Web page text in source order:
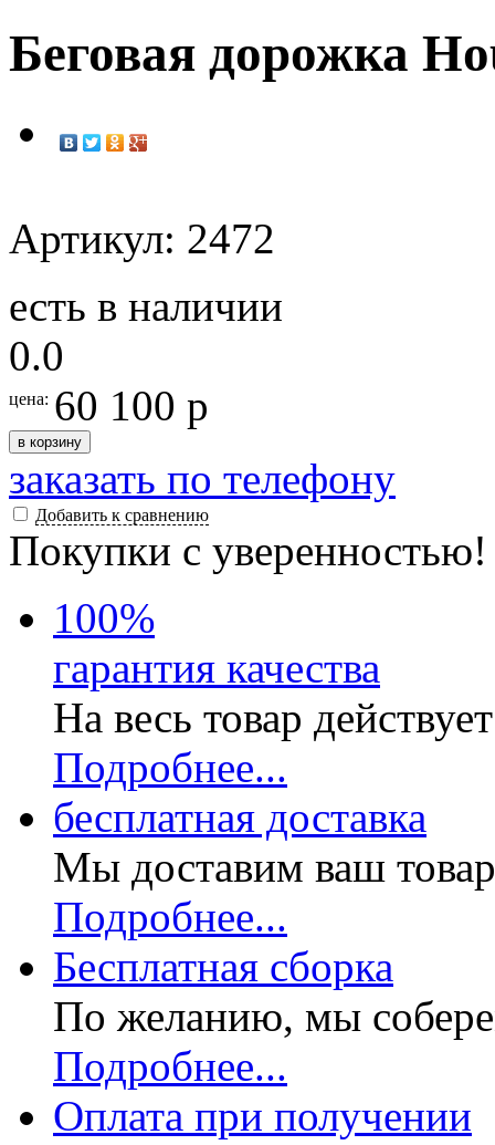
Беговая дорожка
Артикул: 2472
есть в наличии
0.0
цена: 60 100 р
в корзину
заказать по телефону
Добавить к сравнению
Покупки с уверенностью!
100%
гарантия качества
На весь товар
Подробнее...
бесплатная доставка
Мы доставим ваш
Подробнее...
Бесплатная сборка
По желанию, мы
Подробнее...
Оплата при получении